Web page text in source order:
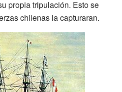
propia tripulación. Esto se
chilenas la capturaran.